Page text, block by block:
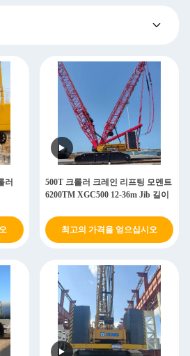
러
500T 크롤러 크레인 리프팅 모멘트
6200TM XGC500 12-36m Jib 길이
최고의 가격을 얻으십시오